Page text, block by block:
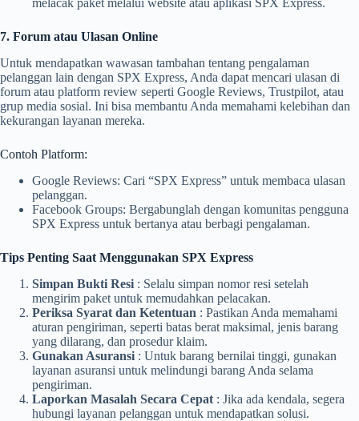
melacak paket melalui website atau aplikasi SPX Express.
7. Forum atau Ulasan Online
Untuk mendapatkan wawasan tambahan tentang pengalaman
pelanggan lain dengan SPX Express, Anda dapat mencari ulasan di
forum atau platform review seperti Google Reviews, Trustpilot, atau
grup media sosial. Ini bisa membantu Anda memahami kelebihan dan
kekurangan layanan mereka.
Contoh Platform:
Google Reviews: Cari “SPX Express” untuk membaca ulasan
pelanggan.
Facebook Groups: Bergabunglah dengan komunitas pengguna
SPX Express untuk bertanya atau berbagi pengalaman.
Tips Penting Saat Menggunakan SPX Express
Simpan Bukti Resi : Selalu simpan nomor resi setelah
mengirim paket untuk memudahkan pelacakan.
Periksa Syarat dan Ketentuan : Pastikan Anda memahami
aturan pengiriman, seperti batas berat maksimal, jenis barang
yang dilarang, dan prosedur klaim.
Gunakan Asuransi : Untuk barang bernilai tinggi, gunakan
layanan asuransi untuk melindungi barang Anda selama
pengiriman.
Laporkan Masalah Secara Cepat : Jika ada kendala, segera
hubungi layanan pelanggan untuk mendapatkan solusi.